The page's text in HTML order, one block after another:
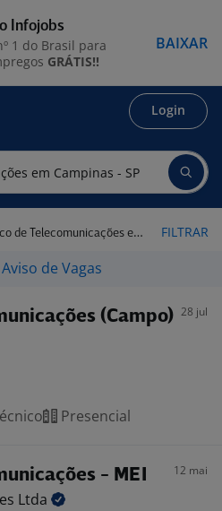
Login
em Campinas - SP FILTRAR
de Vagas
(Campo) 28 jul
Presencial
- MEI 12 mai
Ltda
Infojobs
1 do Brasil para
GRÁTIS!!
BAIXAR